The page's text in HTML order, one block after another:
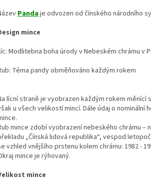
Pandaje odvozen od čínského národního
mince
Modlitebna boha úrody v Nebeském chrámu v
Téma pandy obměňováno každým rokem
lícní straně je vyobrazen každým rokem
u všech velikostí mincí. Dále údaj o nominální
mince zdobí vyobrazení nebeského chrámu –
„Čínská lidová republika“, vespod
vzhled vnějšího prstenu kolem chrámu: 1982 -
mince je rýhovaný.
mince